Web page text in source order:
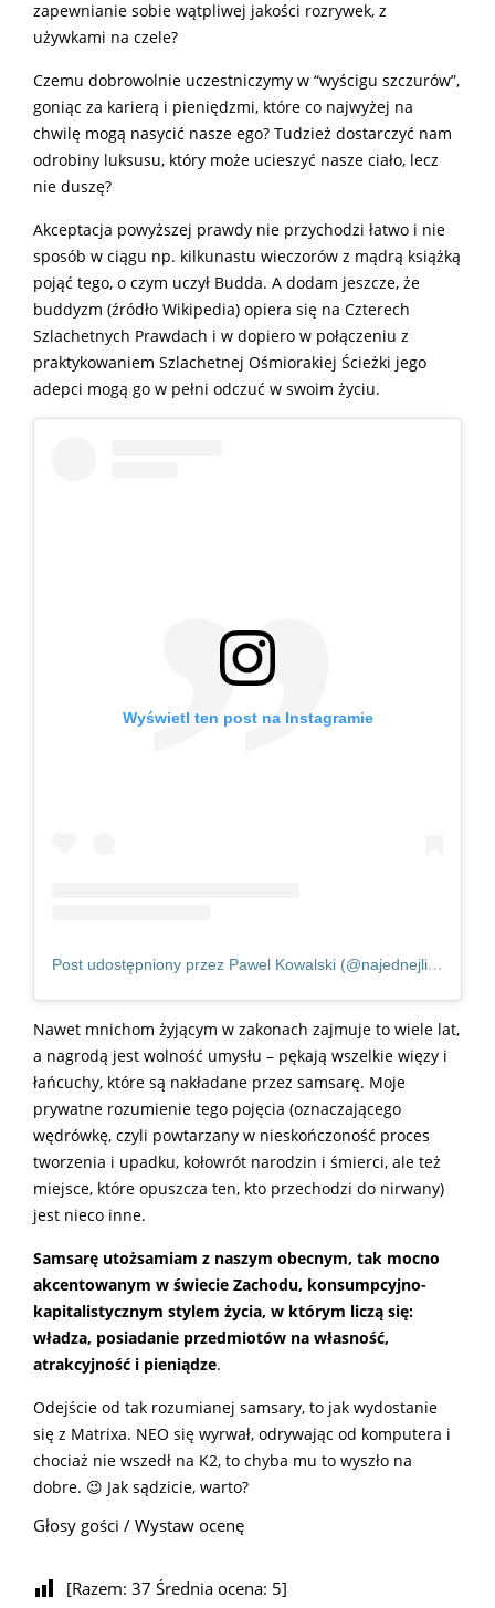
zapewnianie sobie wątpliwej jakości rozrywek, z
używkami na czele?
Czemu dobrowolnie uczestniczymy w “wyścigu szczurów”,
goniąc za karierą i pieniędzmi, które co najwyżej na
chwilę mogą nasycić nasze ego? Tudzież dostarczyć nam
odrobiny luksusu, który może ucieszyć nasze ciało, lecz
nie duszę?
Akceptacja powyższej prawdy nie przychodzi łatwo i nie
sposób w ciągu np. kilkunastu wieczorów z mądrą książką
pojąć tego, o czym uczył Budda. A dodam jeszcze, że
buddyzm (źródło Wikipedia) opiera się na Czterech
Szlachetnych Prawdach i w dopiero w połączeniu z
praktykowaniem Szlachetnej Ośmiorakiej Ścieżki jego
adepci mogą go w pełni odczuć w swoim życiu.
Wyświetl ten post na Instagramie
Post udostępniony przez Pawel Kowalski (@najednejlinie)
Nawet mnichom żyjącym w zakonach zajmuje to wiele lat,
a nagrodą jest wolność umysłu – pękają wszelkie więzy i
łańcuchy, które są nakładane przez samsarę. Moje
prywatne rozumienie tego pojęcia (oznaczającego
wędrówkę, czyli powtarzany w nieskończoność proces
tworzenia i upadku, kołowrót narodzin i śmierci, ale też
miejsce, które opuszcza ten, kto przechodzi do nirwany)
jest nieco inne.
Samsarę utożsamiam z naszym obecnym, tak mocno
akcentowanym w świecie Zachodu, konsumpcyjno-
kapitalistycznym stylem życia, w którym liczą się:
władza, posiadanie przedmiotów na własność,
atrakcyjność i pieniądze.
Odejście od tak rozumianej samsary, to jak wydostanie
się z Matrixa. NEO się wyrwał, odrywając od komputera i
chociaż nie wszedł na K2, to chyba mu to wyszło na
dobre. 😉 Jak sądzicie, warto?
Głosy gości / Wystaw ocenę
[Razem: 37 Średnia ocena: 5]